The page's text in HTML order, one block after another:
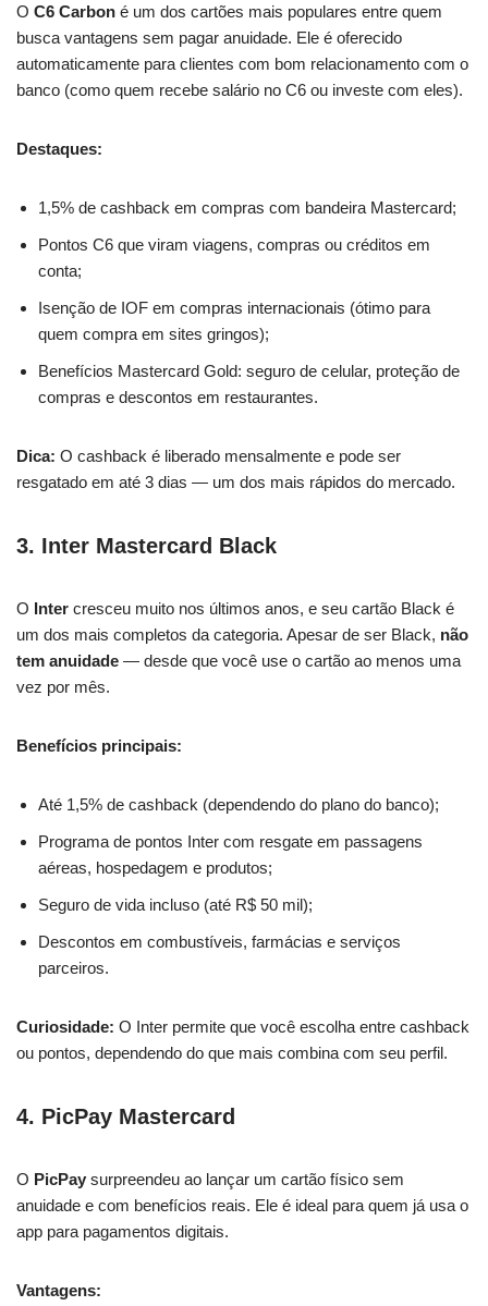
O C6 Carbon é um dos cartões mais populares entre quem
busca vantagens sem pagar anuidade. Ele é oferecido
automaticamente para clientes com bom relacionamento com o
banco (como quem recebe salário no C6 ou investe com eles).
Destaques:
1,5% de cashback em compras com bandeira Mastercard;
Pontos C6 que viram viagens, compras ou créditos em
conta;
Isenção de IOF em compras internacionais (ótimo para
quem compra em sites gringos);
Benefícios Mastercard Gold: seguro de celular, proteção de
compras e descontos em restaurantes.
Dica: O cashback é liberado mensalmente e pode ser
resgatado em até 3 dias — um dos mais rápidos do mercado.
3. Inter Mastercard Black
O Inter cresceu muito nos últimos anos, e seu cartão Black é
um dos mais completos da categoria. Apesar de ser Black, não
tem anuidade — desde que você use o cartão ao menos uma
vez por mês.
Benefícios principais:
Até 1,5% de cashback (dependendo do plano do banco);
Programa de pontos Inter com resgate em passagens
aéreas, hospedagem e produtos;
Seguro de vida incluso (até R$ 50 mil);
Descontos em combustíveis, farmácias e serviços
parceiros.
Curiosidade: O Inter permite que você escolha entre cashback
ou pontos, dependendo do que mais combina com seu perfil.
4. PicPay Mastercard
O PicPay surpreendeu ao lançar um cartão físico sem
anuidade e com benefícios reais. Ele é ideal para quem já usa o
app para pagamentos digitais.
Vantagens: